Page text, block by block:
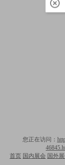
您正在访问：
首页 国内展会 国外